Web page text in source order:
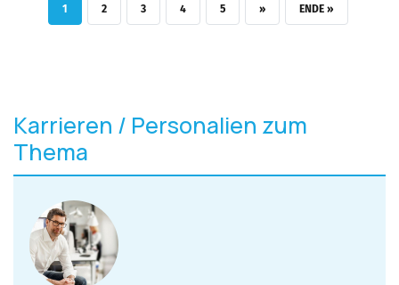
AKTUELLE SEITE
1 SEITE
2 SEITE
3 SEITE
4 SEITE
5 NÄCHSTE SEITE
›› LETZTE SEITE
ENDE »
Karrieren / Personalien zum
Thema